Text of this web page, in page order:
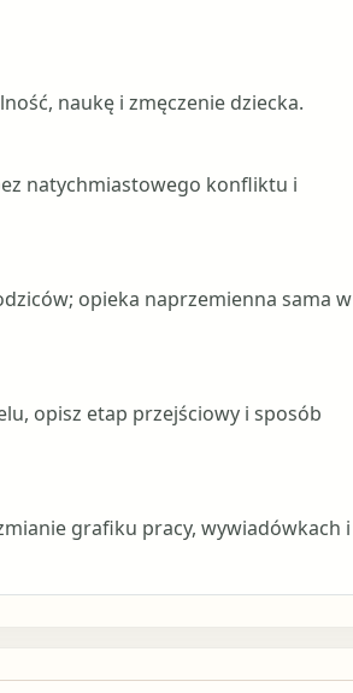
naukę i zmęczenie dziecka.
natychmiastowego konfliktu i
opieka naprzemienna sama w
opisz etap przejściowy i sposób
grafiku pracy, wywiadówkach i